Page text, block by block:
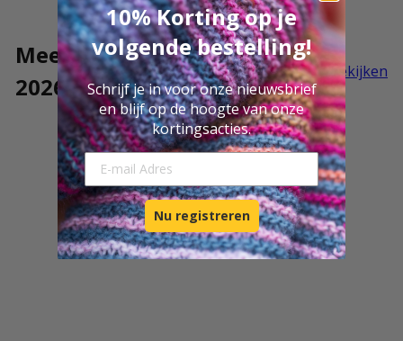
Meer Filati Journal 71 -
2026
Alles bekijken
10% Korting op je
volgende bestelling!
Schrijf je in voor onze nieuwsbrief
en blijf op de hoogte van onze
kortingsacties.
E-mail Adresse
Nu registreren